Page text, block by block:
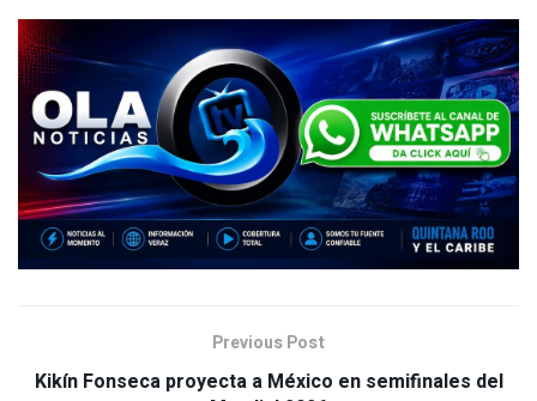
Previous Post
Kikín Fonseca proyecta a México en semifinales del